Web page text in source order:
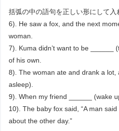
括弧の中の語句を正しい形にして入
6). He saw a fox, and the next
woman.
7). Kuma didn’t want to be ______
of his own.
8). The woman ate and drank a
asleep).
9). When my friend ______ (wake
10). The baby fox said, “A man
about the other day.”